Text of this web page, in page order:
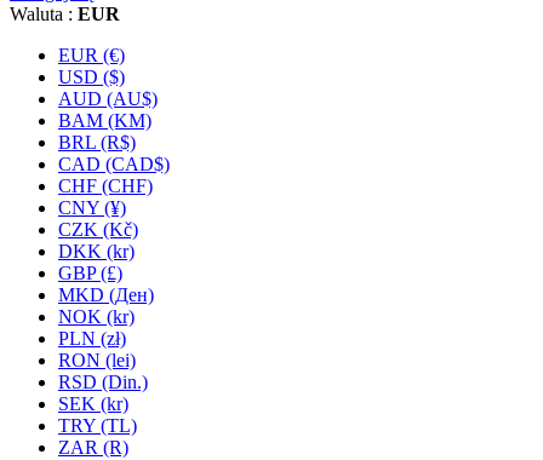
Waluta : EUR
EUR (€)
USD ($)
AUD (AU$)
BAM (KM)
BRL (R$)
CAD (CAD$)
CHF (CHF)
CNY (¥)
CZK (Kč)
DKK (kr)
GBP (£)
MKD (Ден)
NOK (kr)
PLN (zł)
RON (lei)
RSD (Din.)
SEK (kr)
TRY (TL)
ZAR (R)